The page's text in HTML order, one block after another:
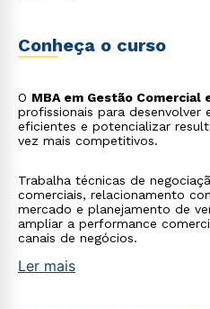
Conheça o curso
O MBA em Gestão Comercial
profissionais para desenvolver
eficientes e potencializar
vez mais competitivos.
Trabalha técnicas de
comerciais, relacionamento
mercado e planejamento de
ampliar a performance
canais de negócios.
Ler mais